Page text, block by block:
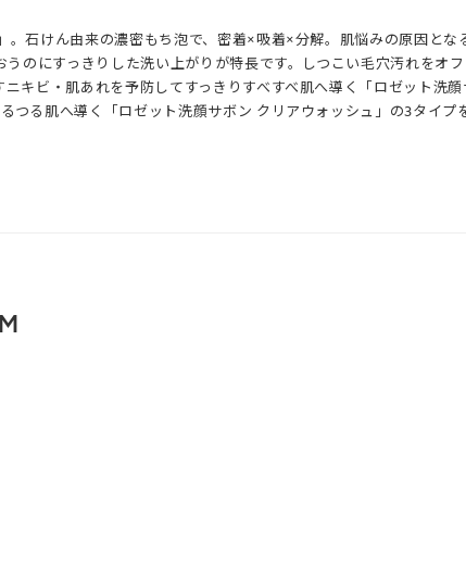
石けん由来の濃密もち泡で、密着×吸着×分解。肌悩みの原因とな
のにすっきりした洗い上がりが特長です。しつこい毛穴汚れをオ
キビ・肌あれを予防してすっきりすべすべ肌へ導く「ロゼット洗
つる肌へ導く「ロゼット洗顔サボン クリアウォッシュ」の3タイプ